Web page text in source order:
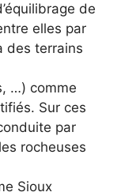
de
elles par
des terrains
…) comme
Sur ces
par
rocheuses
Sioux